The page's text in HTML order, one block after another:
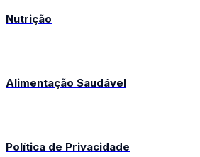
Nutrição
Alimentação Saudável
Política de Privacidade